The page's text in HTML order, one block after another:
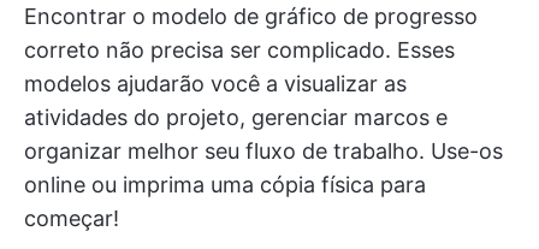
Encontrar o modelo de gráfico de progresso
correto não precisa ser complicado. Esses
modelos ajudarão você a visualizar as
atividades do projeto, gerenciar marcos e
organizar melhor seu fluxo de trabalho. Use-os
online ou imprima uma cópia física para
começar!